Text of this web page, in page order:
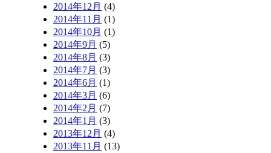
2014年12月 (4)
2014年11月 (1)
2014年10月 (1)
2014年9月 (5)
2014年8月 (3)
2014年7月 (3)
2014年6月 (1)
2014年3月 (6)
2014年2月 (7)
2014年1月 (3)
2013年12月 (4)
2013年11月 (13)